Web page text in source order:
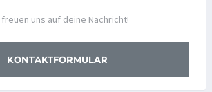
freuen uns auf deine Nachricht!
KONTAKTFORMULAR